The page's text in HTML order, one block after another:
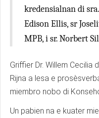
kredensialnan di
Edison Ellis, sr
MPB, i sr. Norbert
Griffier Dr. Willem Cecilia
Rijna a lesa e
miembro nobo di
Un pabien na e kuater